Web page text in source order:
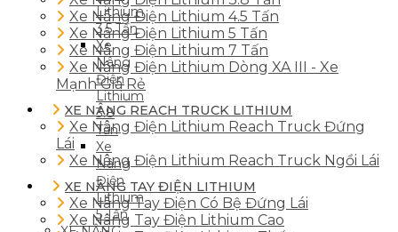
Lithium
3.5 Tấn
Xe
Nâng
Điện
Lithium
3.8
Tấn
Xe
Nâng
Điện
Lithium
5 Tấn
Xe Nâng Điện Lithium 4.5 Tấn
Xe Nâng Điện Lithium 5 Tấn
Xe Nâng Điện Lithium 7 Tấn
Xe Nâng Điện Lithium Dòng XA III - Xe
Mạnh Giá Rẻ
XE NÂNG REACH TRUCK LITHIUM
Xe Nâng Điện Lithium Reach Truck Đứng
Lái
Xe Nâng Điện Lithium Reach Truck Ngồi Lái
XE NÂNG TAY ĐIỆN LITHIUM
Xe Nâng Tay Điện Có Bệ Đứng Lái
Xe Nâng Tay Điện Lithium Cao